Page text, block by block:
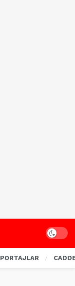
Dark